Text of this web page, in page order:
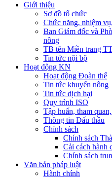
Giới thiệu
Sơ đồ tổ chức
Chức năng, nhiệm
Ban Giám đốc và
nông
TB tên Miền trang
Tin tức nội bộ
Hoạt động KN
Hoạt động Đoàn thể
Tin tức khuyến nông
Tin tức dịch hại
Quy trình ISO
Tập huấn, tham
Thông tin Đấu thầu
Chính sách
Chính sách
Cải cách hành
Chính sách
Văn bản pháp luật
Hành chính